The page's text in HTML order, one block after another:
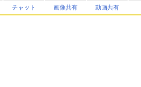
チャット 画像共有 動画共有